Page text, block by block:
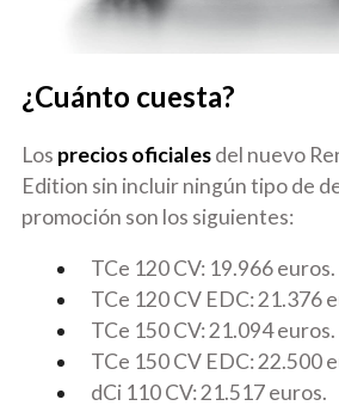
¿Cuánto cuesta?
Los precios oficialesdel nuevo
Edition sin incluir ningún tipo de
promoción son los siguientes:
TCe 120 CV: 19.966 euros.
TCe 120 CV EDC: 21.376
TCe 150 CV: 21.094 euros.
TCe 150 CV EDC: 22.500
dCi 110 CV: 21.517 euros.